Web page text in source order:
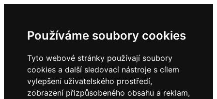
Používáme soubory cookies
Tyto webové stránky používají soubory
cookies a další sledovací nástroje s cílem
vylepšení uživatelského prostředí,
zobrazení přizpůsobeného obsahu a reklam,